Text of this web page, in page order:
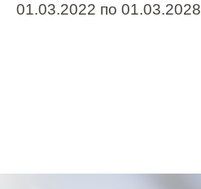
01.03.2022 по 01.03.2028